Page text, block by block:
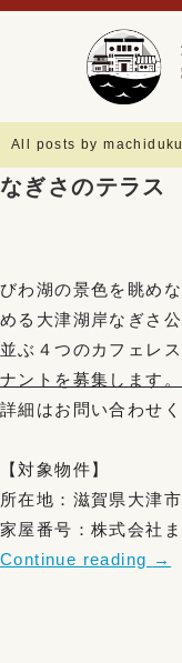
All posts by
なぎさのテラ
びわ湖の景色を眺め
める大津湖岸なぎさ
並ぶ４つのカフェレス
ナントを募集します。
詳細はお問い合わせく
【対象物件】
所在地：滋賀県大津
家屋番号：株式会社
Continue reading →